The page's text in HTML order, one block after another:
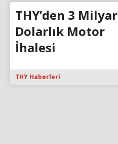
THY’den 3 Milyar
Dolarlık Motor
İhalesi
THY Haberleri